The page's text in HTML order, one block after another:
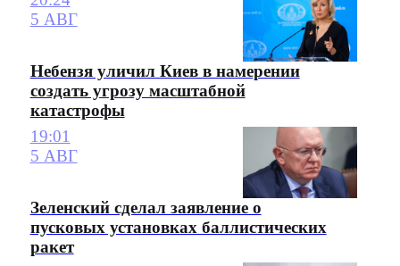
5 АВГ
Небензя уличил Киев в намерении
создать угрозу масштабной
катастрофы
19:01
5 АВГ
Зеленский сделал заявление о
пусковых установках баллистических
ракет